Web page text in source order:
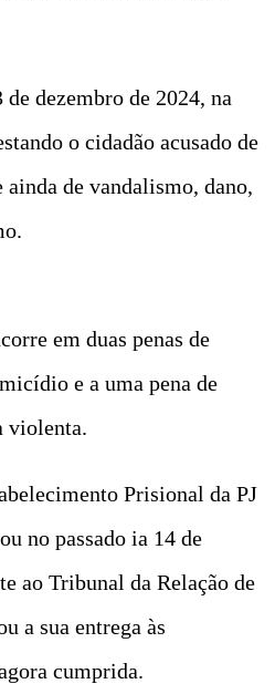
dezembro de 2024, na
o cidadão acusado de
de vandalismo, dano,
em duas penas de
e a uma pena de
violenta.
Prisional da PJ
no passado ia 14 de
ao Tribunal da Relação de
a sua entrega às
cumprida.